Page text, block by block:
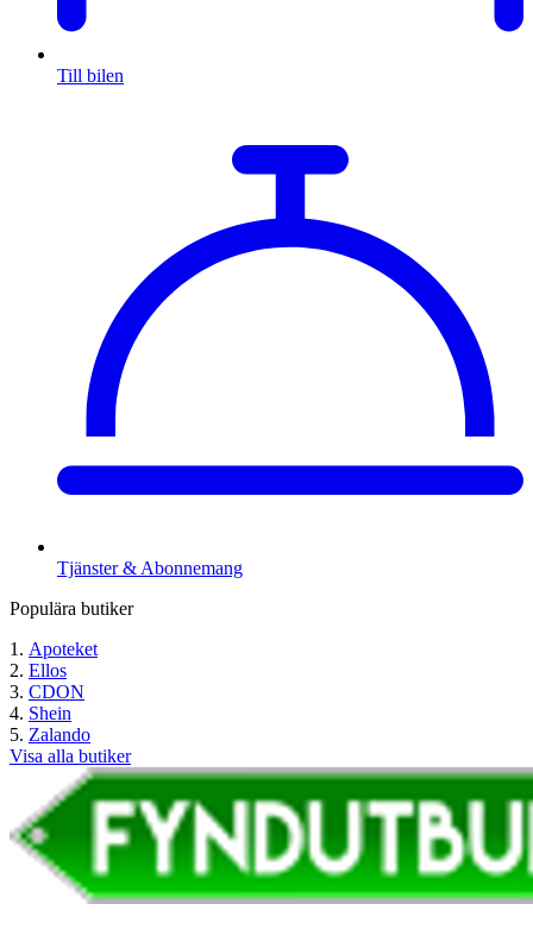
Till bilen
Tjänster & Abonnemang
Populära butiker
Apoteket
Ellos
CDON
Shein
Zalando
Visa alla butiker